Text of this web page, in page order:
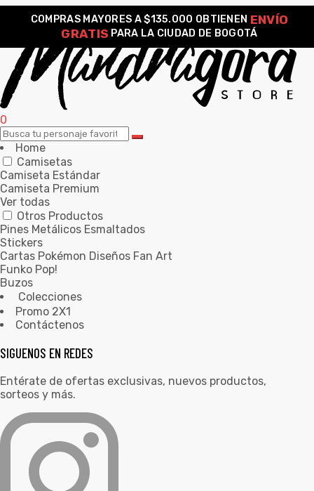
COMPRAS MAYORES A $135.000 OBTIENEN ENVÍO
GRATIS PARA LA CIUDAD DE BOGOTÁ
0
Home
Camisetas
Camiseta Estándar
Camiseta Premium
Ver todas
Otros Productos
Pines Metálicos Esmaltados
Stickers
Cartas Pokémon Diseños Fan Art
Funko Pop!
Buzos
Colecciones
Promo 2X1
Contáctenos
SIGUENOS EN REDES
Entérate de ofertas exclusivas, nuevos productos,
sorteos y más.